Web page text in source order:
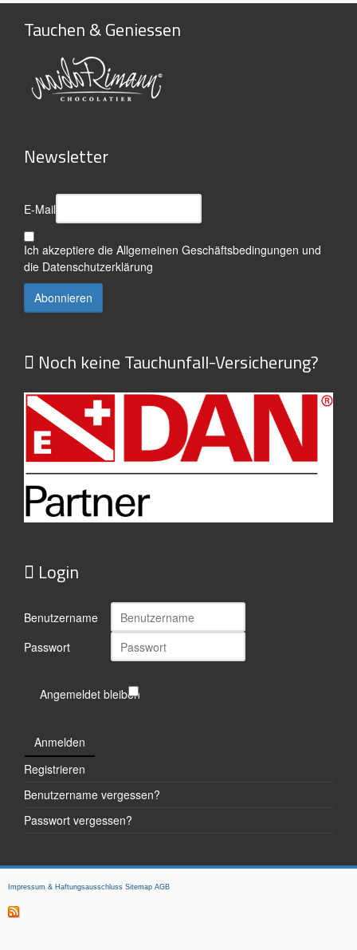
Tauchen & Geniessen
Newsletter
E-Mail
Ich akzeptiere die Allgemeinen Geschäftsbedingungen und
die Datenschutzerklärung
Noch keine Tauchunfall-Versicherung?
Login
Benutzername
Passwort
Angemeldet bleiben
Anmelden
Registrieren
Benutzername vergessen?
Passwort vergessen?
Impressum & Haftungsausschluss Sitemap AGB